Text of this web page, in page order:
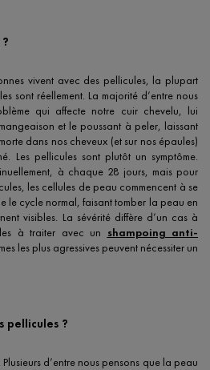
vivent avec des pellicules, la plupart
sont réellement. La majorité d’entre nous
qui affecte notre cuir chevelu, lui
et le poussant à peler, laissant
dans nos cheveux (et sur nos épaules)
Les pellicules sont plutôt un symptôme.
à chaque 28 jours, mais pour
les cellules de peau commencent à se
le cycle normal, faisant tomber la peau en
visibles. La sévérité diffère d’un cas à
à traiter avec un shampoing anti-
les plus agressives peuvent nécessiter un
pellicules ?
d’entre nous pensons que la peau